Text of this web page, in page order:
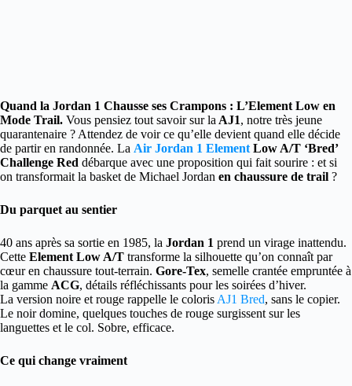
Quand la Jordan 1 Chausse ses Crampons : L’Element Low en
Mode Trail. Vous pensiez tout savoir sur la AJ1, notre très jeune
quarantenaire ? Attendez de voir ce qu’elle devient quand elle décide
de partir en randonnée. La Air Jordan 1 Element Low A/T ‘Bred’
Challenge Red débarque avec une proposition qui fait sourire : et si
on transformait la basket de Michael Jordan en chaussure de trail ?
Du parquet au sentier
40 ans après sa sortie en 1985, la Jordan 1 prend un virage inattendu.
Cette Element Low A/T transforme la silhouette qu’on connaît par
cœur en chaussure tout-terrain. Gore-Tex, semelle crantée empruntée à
la gamme ACG, détails réfléchissants pour les soirées d’hiver.
La version noire et rouge rappelle le coloris AJ1 Bred, sans le copier.
Le noir domine, quelques touches de rouge surgissent sur les
languettes et le col. Sobre, efficace.
Ce qui change vraiment